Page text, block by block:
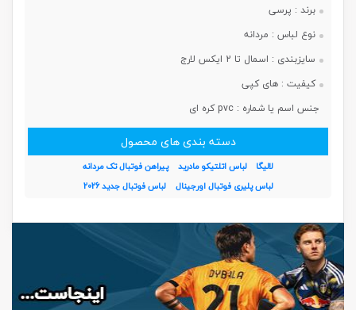
برند : پرسی
نوع لباس : مردانه
سایزبندی : اسمال تا 2 ایکس لارج
کیفیت : های کپی
جنس اسم یا شماره : pvc کره ای
دسته بندی های محصول
لالیگا لباس اتلتیکو مادرید
پیراهن فوتبال تک مردانه
لباس پلیری فوتبال اورجینال
لباس فوتبال جدید 2026